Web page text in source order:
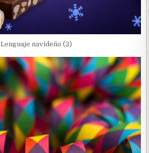
Lenguaje navideño (2)